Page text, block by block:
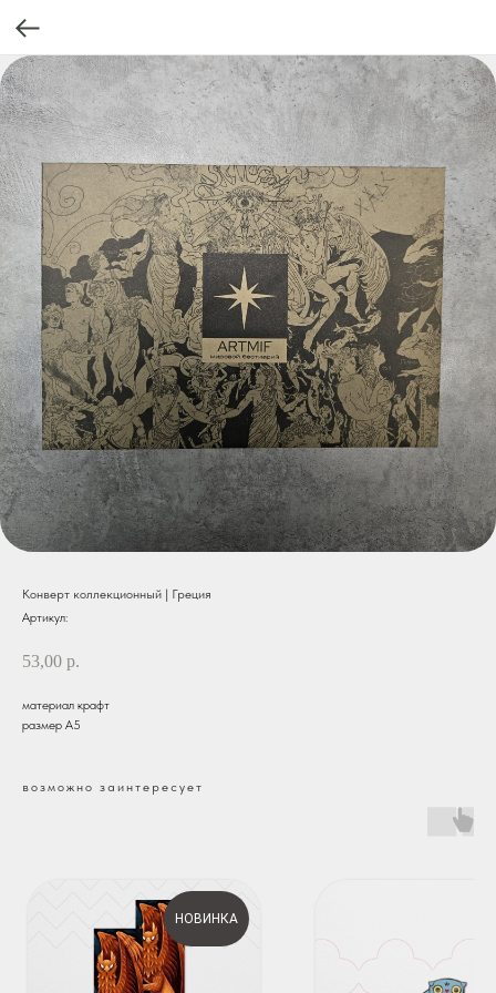
Конверт коллекционный | Греция
Артикул:
53,00 р.
материал крафт
размер А5
возможно заинтересует
НОВИНКА